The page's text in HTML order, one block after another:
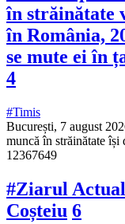
în străinătate
în România,
se mute ei în
4
#Timis
București, 7 august
muncă în străinătate
12367649
#Ziarul
Coșteiu 6